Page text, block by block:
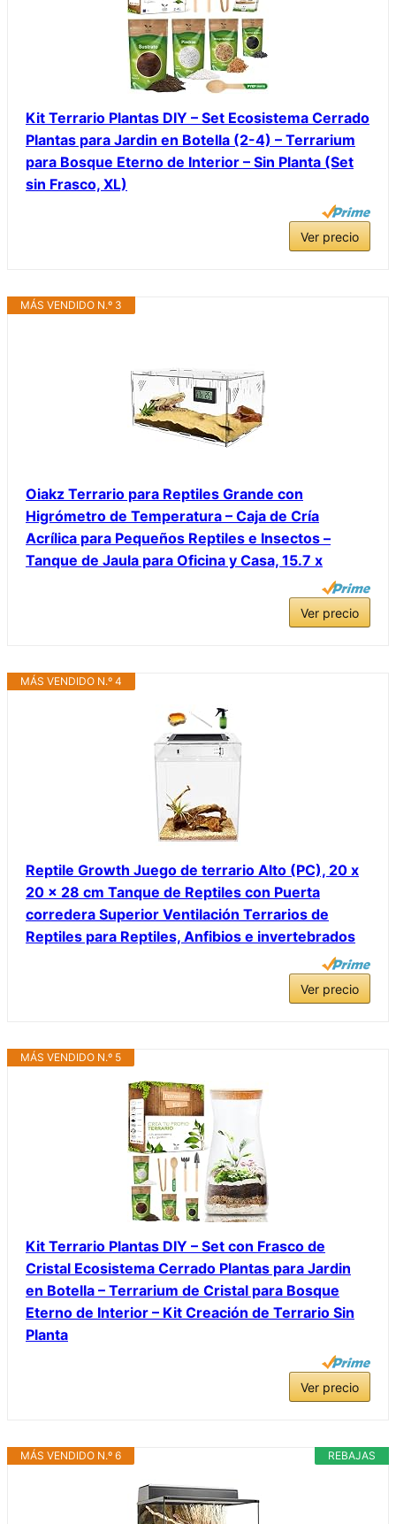
Kit Terrario Plantas DIY – Set Ecosistema Cerrado
Plantas para Jardin en Botella (2-4) – Terrarium
para Bosque Eterno de Interior – Sin Planta (Set
sin Frasco, XL)
Ver precio
MÁS VENDIDO N.º 3
Oiakz Terrario para Reptiles Grande con
Higrómetro de Temperatura – Caja de Cría
Acrílica para Pequeños Reptiles e Insectos –
Tanque de Jaula para Oficina y Casa, 15.7 x
Ver precio
MÁS VENDIDO N.º 4
Reptile Growth Juego de terrario Alto (PC), 20 x
20 x 28 cm Tanque de Reptiles con Puerta
corredera Superior Ventilación Terrarios de
Reptiles para Reptiles, Anfibios e invertebrados
Ver precio
MÁS VENDIDO N.º 5
Kit Terrario Plantas DIY – Set con Frasco de
Cristal Ecosistema Cerrado Plantas para Jardin
en Botella – Terrarium de Cristal para Bosque
Eterno de Interior – Kit Creación de Terrario Sin
Planta
Ver precio
REBAJAS
MÁS VENDIDO N.º 6